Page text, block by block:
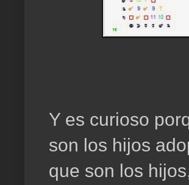
Y es curioso
son los hijos
que son los